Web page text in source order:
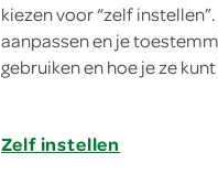
kiezen voor “zelf
aanpassen en je
gebruiken en hoe je ze
Zelf instellen